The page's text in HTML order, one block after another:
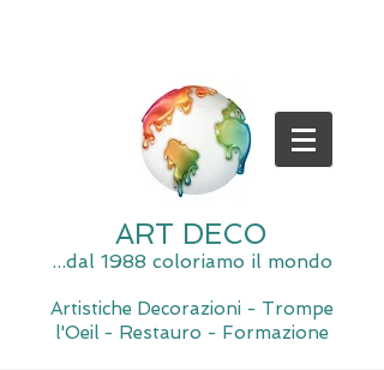
ART DECO
...dal 1988 coloriamo il mondo
Artistiche Decorazioni - Trompe
l'Oeil - Restauro - Formazione